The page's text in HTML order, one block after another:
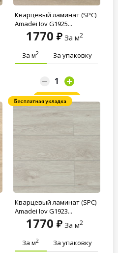
Кварцевый ламинат (SPC)
Amadei Joy G1925...
1770 За м2
За м2 За упаковку
Заказать
Кварцевый ламинат (SPC)
Amadei Joy G1923...
1770 За м2
За м2 За упаковку